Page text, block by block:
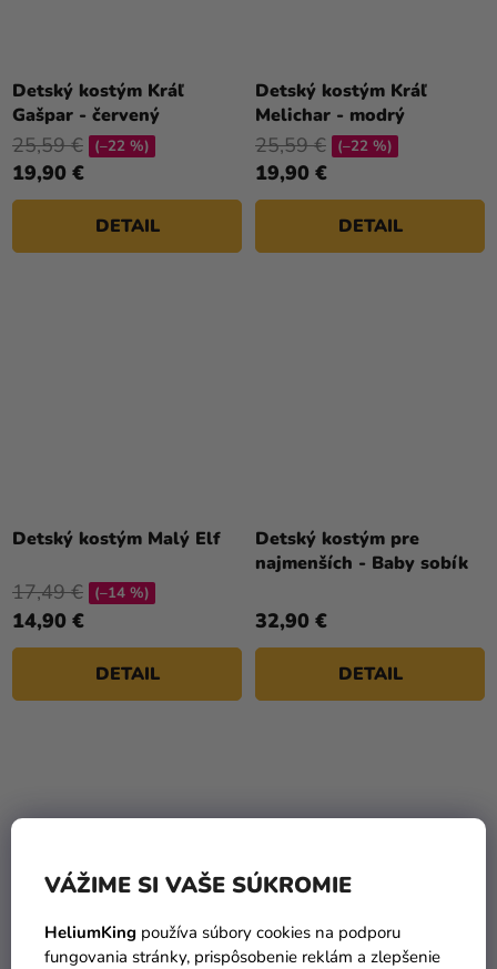
VÁŽIME SI VAŠE SÚKROMIE
HeliumKing používa súbory cookies na podporu
fungovania stránky, prispôsobenie reklám a zlepšenie
Detský kostým Kráľ
Gašpar - červený
hodnotenie
produktu
je
5,0
5
hviezdičiek.
19,90 €
25,59 € (–22 %)
DETAIL
Detský kostým Kráľ
Melichar - modrý
19,90 €
25,59 € (–22 %)
DETAIL
Detský kostým Malý Elf
hodnotenie
produktu
je
5,0
5
hviezdičiek.
14,90 €
17,49 € (–14 %)
DETAIL
Detský kostým pre
najmenších - Baby sobík
32,90 €
DETAIL